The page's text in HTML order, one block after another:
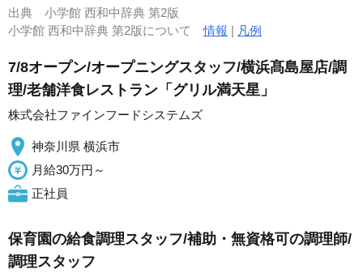
出典 小学館 西和中辞典 第2版
小学館 西和中辞典 第2版について情報 | 凡例
7/8オープン/オープニングスタッフ/横浜髙島屋店/調
理/老舗洋食レストラン「グリル満天星」
株式会社ファインフードシステムズ
神奈川県 横浜市
月給30万円～
正社員
保育園の給食調理スタッフ/補助・無資格可の調理師/
調理スタッフ